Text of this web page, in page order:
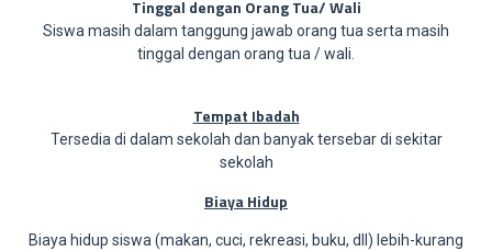
Tinggal dengan Orang Tua/ Wali
Siswa masih dalam tanggung jawab orang tua serta masih
tinggal dengan orang tua / wali.
Tempat Ibadah
Tersedia di dalam sekolah dan banyak tersebar di sekitar
sekolah
Biaya Hidup
Biaya hidup siswa (makan, cuci, rekreasi, buku, dll) lebih-kurang